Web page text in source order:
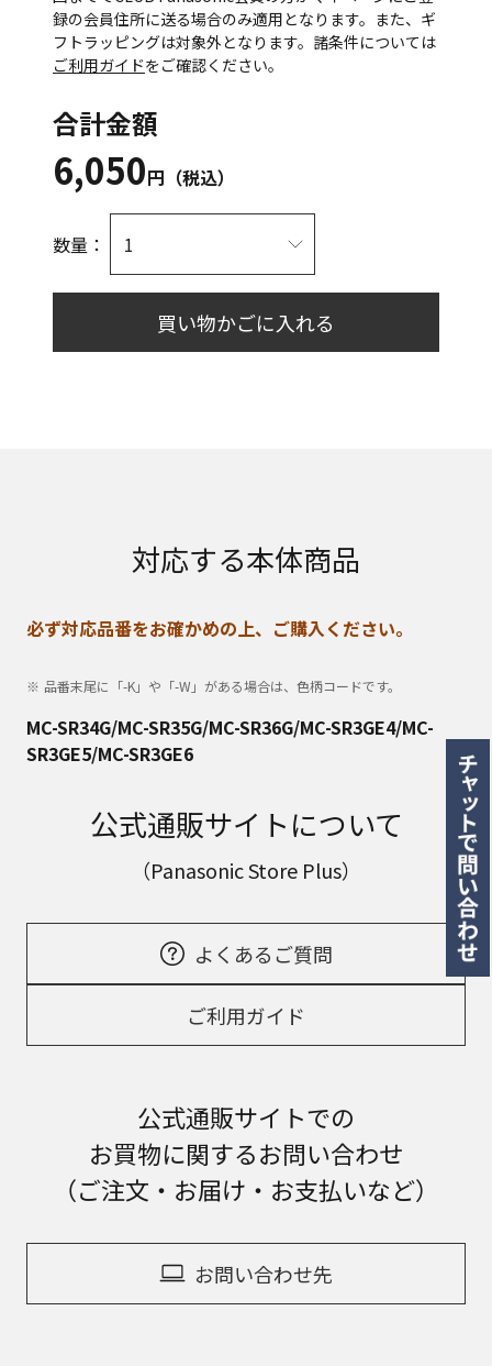
録の会員住所に送る場合のみ適用となります。また、ギ
フトラッピングは対象外となります。諸条件については
ご利用ガイドをご確認ください。
合計金額
6,050円（税込）
数量：
買い物かごに入れる
対応する本体商品
必ず対応品番をお確かめの上、ご購入ください。
品番末尾に「-K」や「-W」がある場合は、色柄コードです。
MC-SR34G/MC-SR35G/MC-SR36G/MC-SR3GE4/MC-
SR3GE5/MC-SR3GE6
公式通販サイトについて
（Panasonic Store Plus）
よくあるご質問
ご利用ガイド
公式通販サイトでの
お買物に関するお問い合わせ
（ご注文・お届け・お支払いなど）
お問い合わせ先